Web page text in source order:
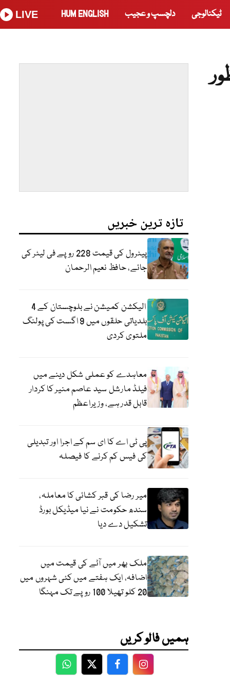
ٹیکنالوجی دلچسپ و عجیب HUM ENGLISH
LIVE
تازہ ترین خبریں
پیٹرول کی قیمت 228 روپے فی لیٹر کی
جائے، حافظ نعیم الرحمان
الیکشن کمیشن نے بلوچستان کے 4
بلدیاتی حلقوں میں 9 اگست کی پولنگ
ملتوی کردی
معاہدے کو عملی شکل دینے میں
فیلڈ مارشل سید عاصم منیر کا کردار
قابل قدر ہے، وزیراعظم
پی ٹی اے کا ای سم کے اجرا اور تبدیلی
کی فیس کم کرنے کا فیصلہ
میر رضا کی قبر کشائی کا معاملہ،
سندھ حکومت نے نیا میڈیکل بورڈ
تشکیل دے دیا
ملک بھر میں آٹے کی قیمت میں
اضافہ، ایک ہفتے میں کئی شہروں میں
20 کلو تھیلا 100 روپے تک مہنگا
ہمیں فالو کریں
WhatsApp
TwitterFacebookFacebook